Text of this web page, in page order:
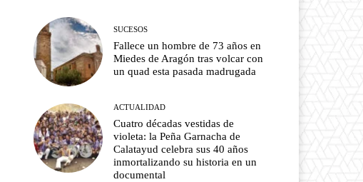
SUCESOS
Fallece un hombre de 73 años en
Miedes de Aragón tras volcar con
un quad esta pasada madrugada
ACTUALIDAD
Cuatro décadas vestidas de
violeta: la Peña Garnacha de
Calatayud celebra sus 40 años
inmortalizando su historia en un
documental